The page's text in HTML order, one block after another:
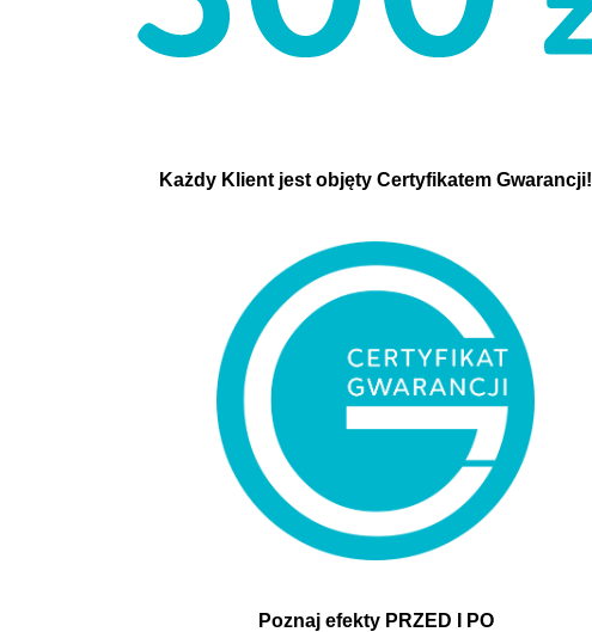
Każdy Klient jest objęty Certyfikatem Gwarancji!
Poznaj efekty PRZED I PO